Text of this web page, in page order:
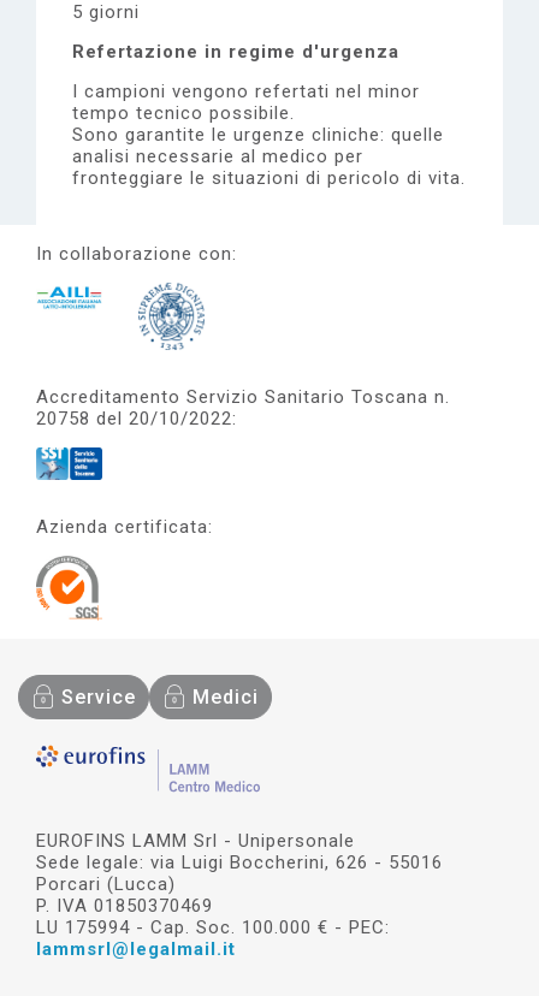
5 giorni
Refertazione in regime d'urgenza
I campioni vengono refertati nel minor
tempo tecnico possibile.
Sono garantite le urgenze cliniche: quelle
analisi necessarie al medico per
fronteggiare le situazioni di pericolo di vita.
In collaborazione con:
Accreditamento Servizio Sanitario Toscana n.
20758 del 20/10/2022:
Azienda certificata:
Service Medici
EUROFINS LAMM Srl - Unipersonale
Sede legale: via Luigi Boccherini, 626 - 55016
Porcari (Lucca)
P. IVA 01850370469
LU 175994 - Cap. Soc. 100.000 € - PEC:
lammsrl@legalmail.it